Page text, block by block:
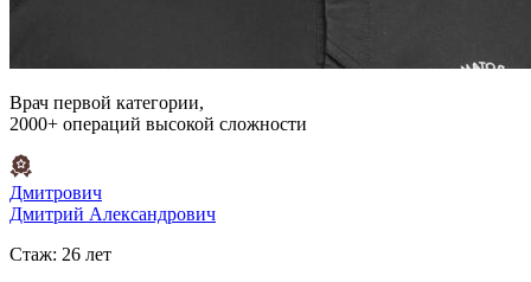
Врач первой категории,
2000+ операций высокой сложности
Дмитрович
Дмитрий Александрович
Стаж: 26 лет